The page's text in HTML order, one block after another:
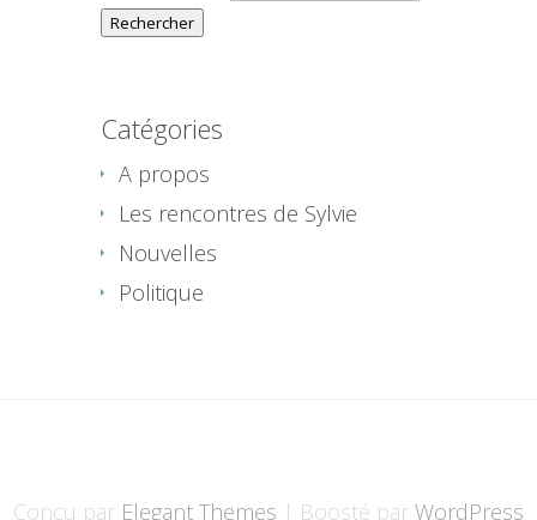
Catégories
A propos
Les rencontres de Sylvie
Nouvelles
Politique
Conçu par Elegant Themes | Boosté par WordPress